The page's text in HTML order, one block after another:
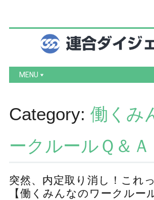
Main menu
Skip to content
MENU
Category: 働くみ
ークルールＱ＆Ａ
突然、内定取り消し！これ
【働くみんなのワークルー